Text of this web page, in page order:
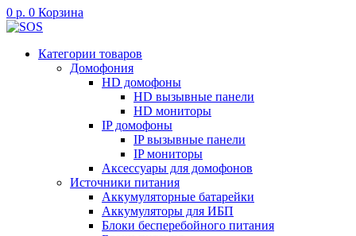
0 р. 0 Корзина
Категории товаров
Домофония
HD домофоны
HD вызывные панели
HD мониторы
IP домофоны
IP вызывные панели
IP мониторы
Аксессуары для домофонов
Источники питания
Аккумуляторные батарейки
Аккумуляторы для ИБП
Блоки бесперебойного питания